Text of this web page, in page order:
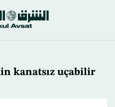
kanatsız uçabilir